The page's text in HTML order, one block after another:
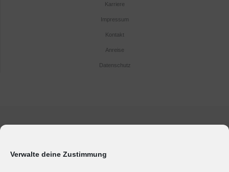
Verwalte deine Zustimmung
Karriere
Impressum
Kontakt
Anreise
Datenschutz